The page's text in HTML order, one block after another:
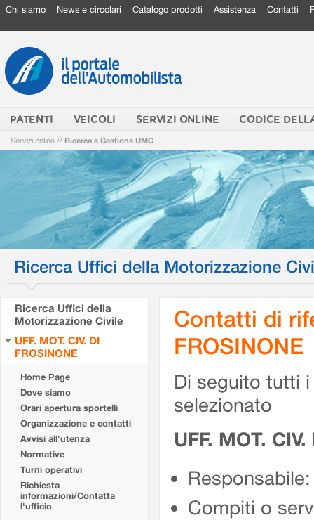
Chi siamo News e circolari Catalogo prodotti Assistenza Contatti
PATENTI VEICOLI SERVIZI ONLINE CODICE
Servizi online // Ricerca e Gestione UMC
Ricerca Uffici della Motorizzazione
Ricerca Uffici della
Motorizzazione Civile
UFF. MOT. CIV. DI
FROSINONE
Home Page
Dove siamo
Orari apertura sportelli
Organizzazione e contatti
Avvisi all'utenza
Normative
Turni operativi
Richiesta
informazioni/Contatta
l'ufficio
Contatti di
FROSINONE
Di seguito tutti
selezionato
UFF. MOT.
Compiti o